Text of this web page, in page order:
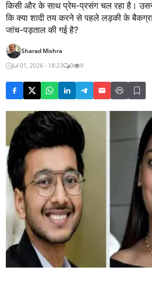
किसी और के साथ प्रेम-प्रसंग चल रहा है। उसने
कि क्या शादी तय करने से पहले लड़की के
जांच-पड़ताल की गई है?
Sharad Mishra
Jul 01, 2026 - 18:23
0 9